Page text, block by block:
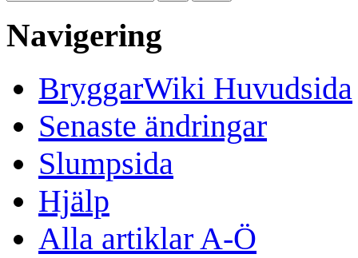
Navigering
BryggarWiki Huvudsida
Senaste ändringar
Slumpsida
Hjälp
Alla artiklar A-Ö